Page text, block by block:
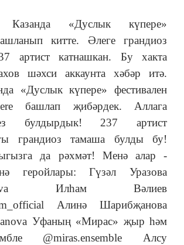
Казанда «Дуслык күпере»
китте. Әлеге грандиоз
артист катнашкан. Бу хакта
шәхси аккаунта хәбәр итә.
«Дуслык күпере» фестивален
башлап җибәрдек. Аллага
булдырдык! 237 артист
грандиоз тамаша булды бу!
да рәхмәт! Менә алар -
геройлары: Гүзәл Уразова
Илһам Вәлиев
Алинә Шарибҗанова
Уфаның «Мирас» җыр һәм
@miras.ensemble Алсу